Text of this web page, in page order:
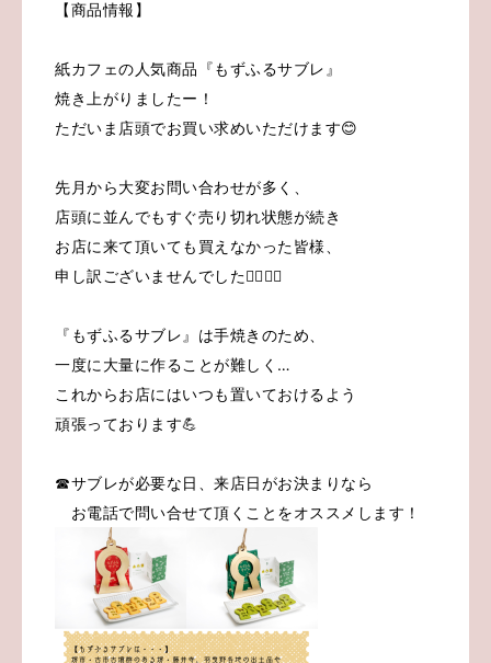
【商品情報】
紙カフェの人気商品『もずふるサブレ』
焼き上がりましたー！
ただいま店頭でお買い求めいただけます😊
先月から大変お問い合わせが多く、
店頭に並んでもすぐ売り切れ状態が続き
お店に来て頂いても買えなかった皆様、
申し訳ございませんでした🙇‍♀️🙇‍♀️
『もずふるサブレ』は手焼きのため、
一度に大量に作ることが難しく…
これからお店にはいつも置いておけるよう
頑張っております💪
☎サブレが必要な日、来店日がお決まりなら
お電話で問い合せて頂くことをオススメします！